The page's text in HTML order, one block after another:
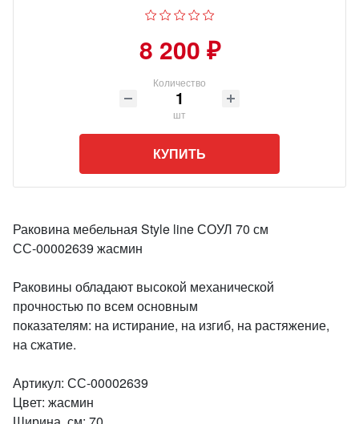
8 200 ₽
Количество
шт
КУПИТЬ
Раковина мебельная Style line СОУЛ 70 см
СС-00002639 жасмин
Раковины обладают высокой механической
прочностью по всем основным
показателям: на истирание, на изгиб, на растяжение,
на сжатие.
Артикул: СС-00002639
Цвет: жасмин